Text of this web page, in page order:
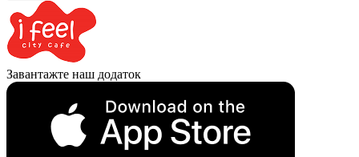
Завантажте наш додаток